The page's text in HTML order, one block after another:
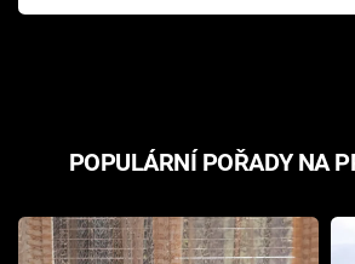
Pottera přišla s ráznou
POPULÁRNÍ POŘADY NA